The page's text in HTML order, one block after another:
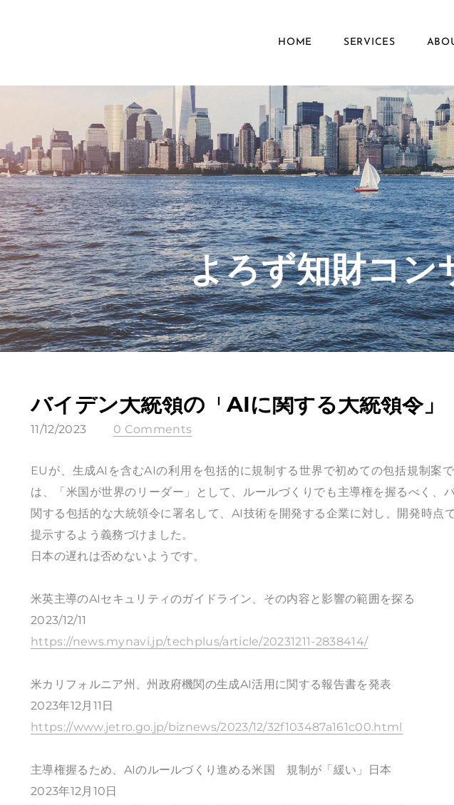
HOME SERVICES
よろず知財コン
バイデン大統領の「AIに関する大統領令」
11/12/2023 0 Comments
EUが、生成AIを含むAIの利用を包括的に規制する世界で初めての包括規制案
は、「米国が世界のリーダー」として、ルールづくりでも主導権を握るべく、
関する包括的な大統領令に署名して、AI技術を開発する企業に対し、開発時点
提示するよう義務づけました。
日本の遅れは否めないようです。
米英主導のAIセキュリティのガイドライン、その内容と影響の範囲を探る
2023/12/11
https://news.mynavi.jp/techplus/article/20231211-2838414/
米カリフォルニア州、州政府機関の生成AI活用に関する報告書を発表
2023年12月11日
https://www.jetro.go.jp/biznews/2023/12/32f103487a161c00.html
主導権握るため、AIのルールづくり進める米国 規制が「緩い」日本
2023年12月10日